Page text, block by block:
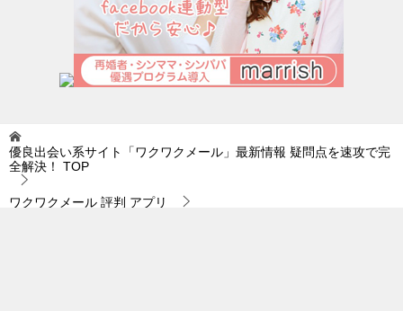
優良出会い系サイト「ワクワクメール」最新情報 疑問点を速攻で完
全解決！
TOP
ワクワクメール 評判 アプリ